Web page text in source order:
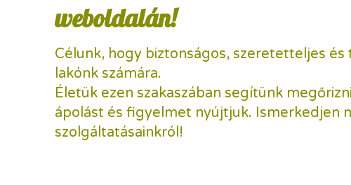
weboldalán!
Célunk, hogy biztonságos, szeretetteljes
lakónk számára.
Életük ezen szakaszában segítünk
ápolást és figyelmet nyújtjuk. Ismerkedjen
szolgáltatásainkról!